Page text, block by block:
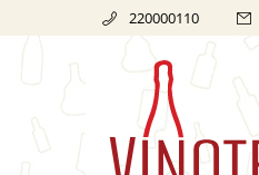
220000110